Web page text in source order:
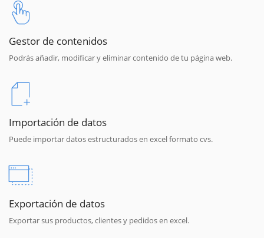
Gestor de contenidos
Podrás añadir, modificar y eliminar contenido de tu página web.
Importación de datos
Puede importar datos estructurados en excel formato cvs.
Exportación de datos
Exportar sus productos, clientes y pedidos en excel.